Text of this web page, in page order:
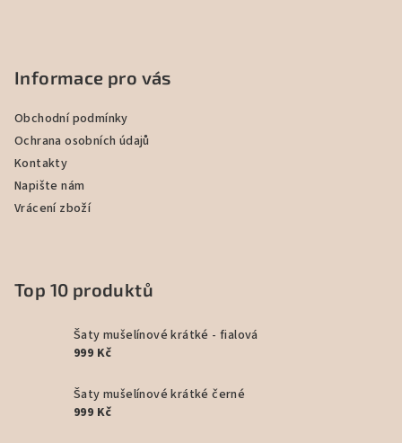
Informace pro vás
Obchodní podmínky
Ochrana osobních údajů
Kontakty
Napište nám
Vrácení zboží
Top 10 produktů
Šaty mušelínové krátké - fialová
999 Kč
Šaty mušelínové krátké černé
999 Kč